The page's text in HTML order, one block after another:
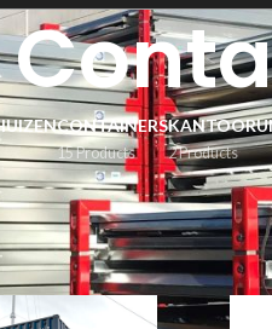
CONTAINERS
15 Products 2 Products